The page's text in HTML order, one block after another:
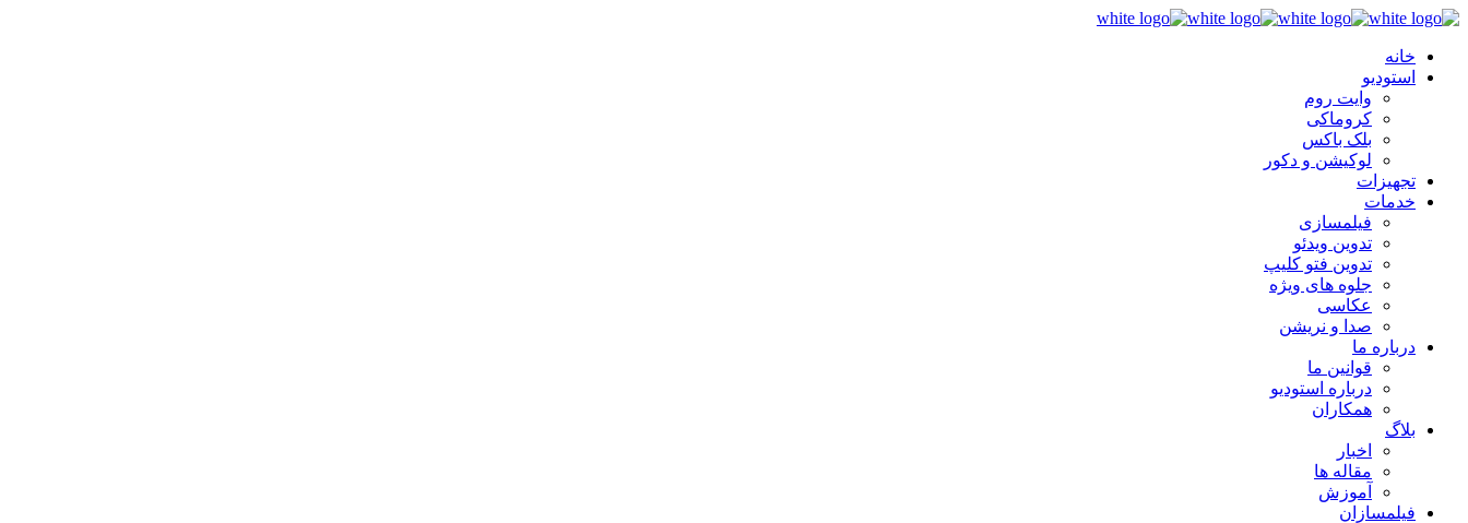
خانه
استودیو
وایت روم
کروماکی
بلک باکس
لوکیشن و دکور
تجهیزات
خدمات
فیلمسازی
تدوین ویدئو
تدوین فتو کلیپ
جلوه های ویژه
عکاسی
صدا و نریشن
درباره ما
قوانین ما
درباره استودیو
همکاران
بلاگ
اخبار
مقاله ها
آموزش
فیلمسازان